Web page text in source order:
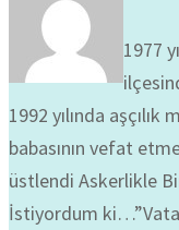
1977
1992 yılında aşçılık
babasının vefat
üstlendi Askerlikle
İstiyordum